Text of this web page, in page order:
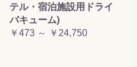
テル・宿泊施設用ドライ
バキューム)
￥473 ～ ￥24,750